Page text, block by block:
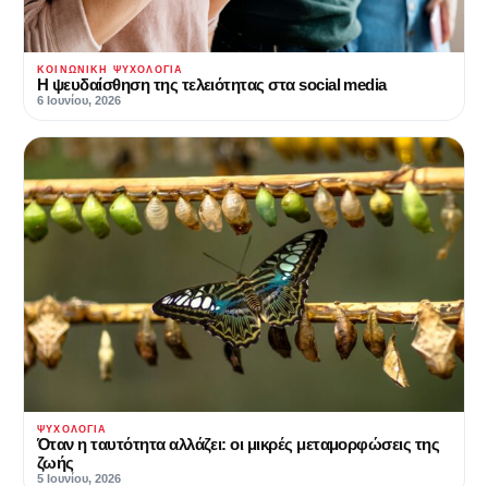
ΚΟΙΝΩΝΙΚΉ ΨΥΧΟΛΟΓΊΑ
Η ψευδαίσθηση της τελειότητας στα social media
6 Ιουνίου, 2026
ΨΥΧΟΛΟΓΊΑ
Όταν η ταυτότητα αλλάζει: οι μικρές μεταμορφώσεις της
ζωής
5 Ιουνίου, 2026